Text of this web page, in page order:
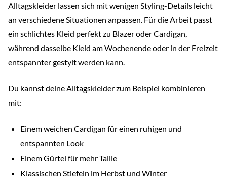
Alltagskleider lassen sich mit wenigen Styling-Details leicht
an verschiedene Situationen anpassen. Für die Arbeit passt
ein schlichtes Kleid perfekt zu Blazer oder Cardigan,
während dasselbe Kleid am Wochenende oder in der Freizeit
entspannter gestylt werden kann.
Du kannst deine Alltagskleider zum Beispiel kombinieren
mit:
Einem weichen Cardigan für einen ruhigen und
entspannten Look
Einem Gürtel für mehr Taille
Klassischen Stiefeln im Herbst und Winter